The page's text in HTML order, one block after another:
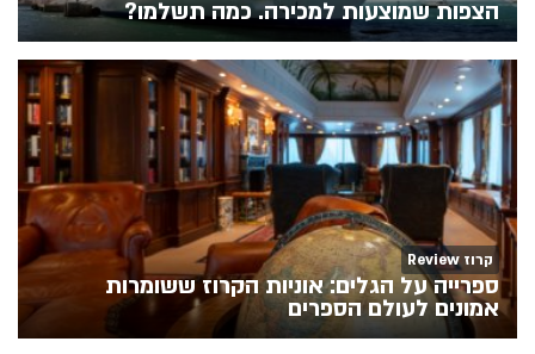
הצפות שמוצעות למכירה. כמה תשלמו?
קרוז Review
ספרייה על הגלים: אוניות הקרוז ששומרות
אמונים לעולם הספרים